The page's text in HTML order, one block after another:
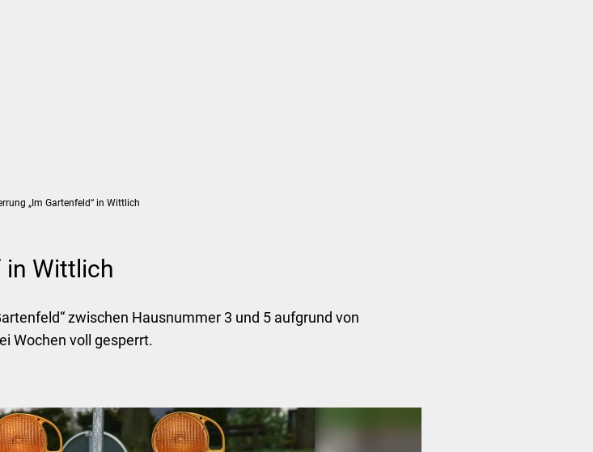
„Im Gartenfeld“ in Wittlich
in Wittlich
zwischen Hausnummer 3 und 5 aufgrund von
Wochen voll gesperrt.